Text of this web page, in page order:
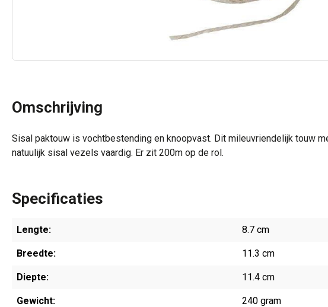
Omschrijving
Sisal paktouw is vochtbestending en knoopvast. Dit mileuvriendelijk touw
natuulijk sisal vezels vaardig. Er zit 200m op de rol.
Specificaties
Lengte: 8.7 cm
Breedte: 11.3 cm
Diepte: 11.4 cm
Gewicht: 240 gram